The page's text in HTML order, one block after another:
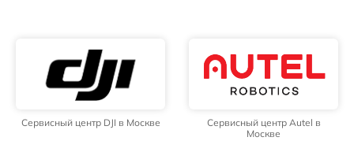
Сервисный центр DJI в Москве
Сервисный центр Autel в
Москве